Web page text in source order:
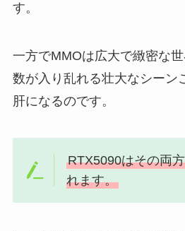
す。
一方でMMOは広大で緻密な
数が入り乱れる壮大なシーン
肝になるのです。
RTX5090はその両
れます。